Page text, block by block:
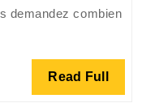
taxi
la
Gare
demandez combien
Read Full Read
Full